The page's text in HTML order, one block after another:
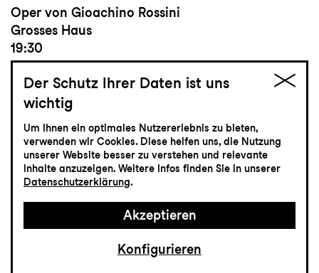
Oper von Gioachino Rossini
Grosses Haus
19:30
Einführung
Tickets
CHF 50-100
Der Schutz Ihrer Daten ist uns
wichtig
Um Ihnen ein optimales Nutzererlebnis zu bieten,
verwenden wir Cookies. Diese helfen uns, die Nutzung
unserer Website besser zu verstehen und relevante
Inhalte anzuzeigen. Weitere Infos finden Sie in unserer
Datenschutzerklärung.
Akzeptieren
Konfigurieren